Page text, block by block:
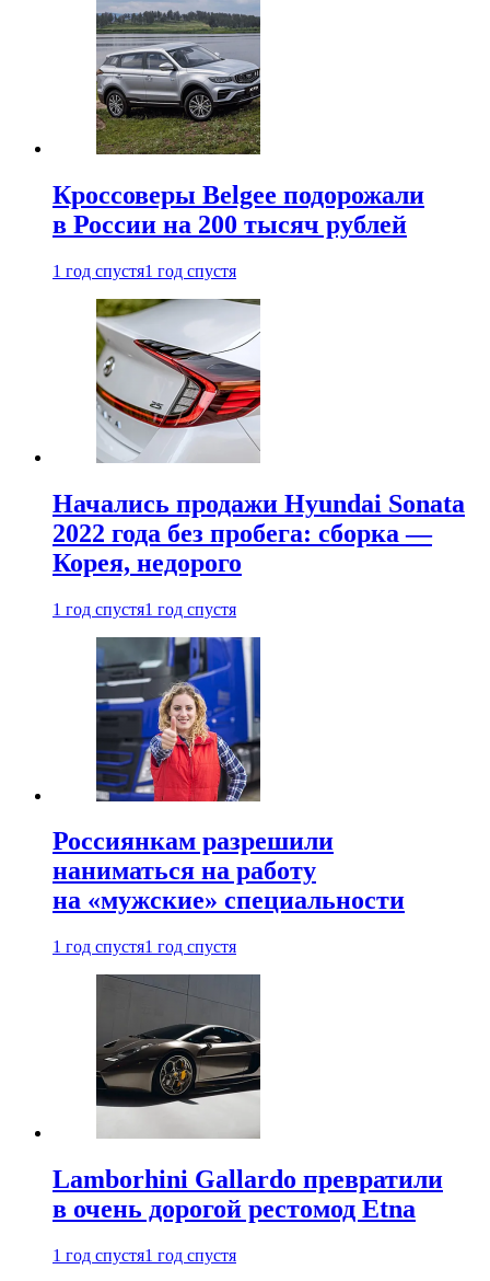
Кроссоверы Belgee подорожали
в России на 200 тысяч рублей
1 год спустя1 год спустя
Начались продажи Hyundai Sonata
2022 года без пробега: сборка —
Корея, недорого
1 год спустя1 год спустя
Россиянкам разрешили
наниматься на работу
на «мужские» специальности
1 год спустя1 год спустя
Lamborhini Gallardo превратили
в очень дорогой рестомод Etna
1 год спустя1 год спустя